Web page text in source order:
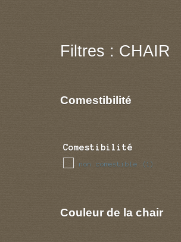
Filtres : CHAIR
Comestibilité
Comestibilité
non comestible (1)
Couleur de la chair